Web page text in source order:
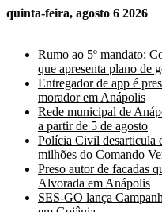
quinta-feira, agosto 6 2026
Rumo ao 5º mandato:
que apresenta plano de
Entregador de app é
morador em Anápolis
Rede municipal de
a partir de 5 de agosto
Polícia Civil desarticula
milhões do Comando
Preso autor de facadas
Alvorada em Anápolis
SES-GO lança